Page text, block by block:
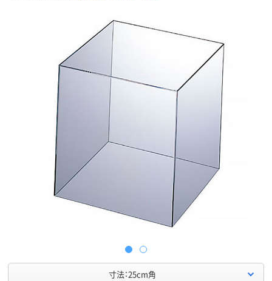
寸法：25cm角